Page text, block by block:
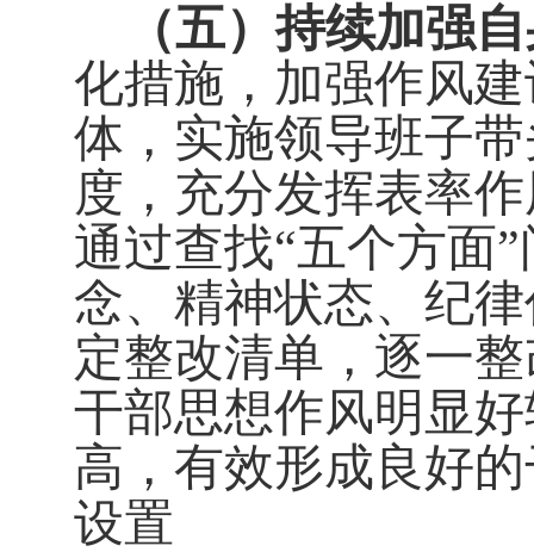
（五）持续加强
化措施，加强作风
体，实施领导班子
度，充分发挥表率
通过查找“五个方面
念、精神状态、纪
定整改清单，逐一
干部思想作风明显
高，有效形成良好
设置